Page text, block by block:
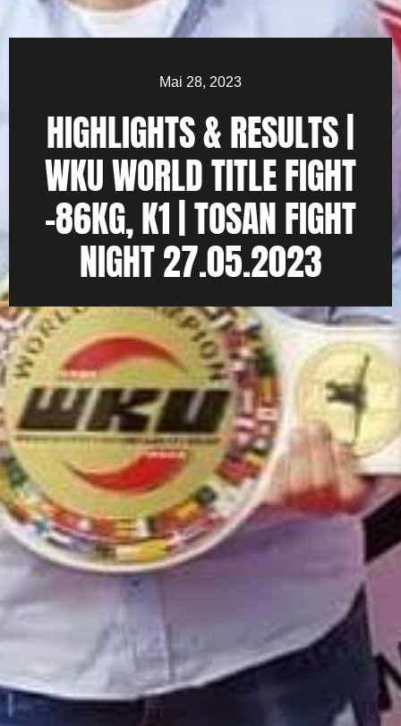
Mai 28, 2023
HIGHLIGHTS & RESULTS |
WKU WORLD TITLE FIGHT
-86KG, K1 | TOSAN FIGHT
NIGHT 27.05.2023